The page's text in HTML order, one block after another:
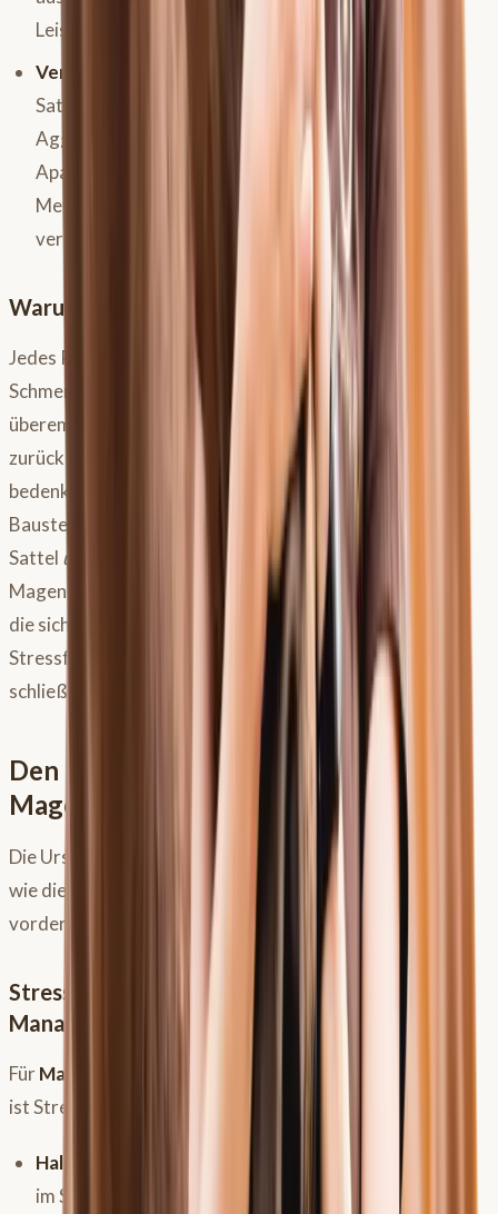
Leistungsminderung.
Verhalten:
Plötzliche Verhaltensänderungen wie
Sattelzwang, Gurtenzwang, Unwillen beim Reiten,
Aggressionen (z.B. beim Putzen im Bauchbereich),
Apathie, vermehrtes Flehmen, Lecken an
Metallgegenständen, reduzierte Wasseraufnahme,
vermehrtes Speicheln.
Warum es keine eindeutigen Symptome gibt
Jedes Pferd ist ein Individuum und reagiert anders auf
Schmerz oder Unwohlsein. Manche werden
überempfindlich und explosiv, andere ziehen sich in sich
zurück und werden apathisch. Zudem ist es wichtig zu
bedenken, dass ein Pferd auch mehrere gesundheitliche
Baustellen gleichzeitig haben kann (z.B. ein unpassender
Sattel und Magengeschwüre
). Die Diagnose von
Magenproblemen ist daher oft eine Verdachtsdiagnose,
die sich aus dem Vorbericht (Haltung, Fütterung,
Stressfaktoren), den klinischen Symptomen und
schließlich einer gezielten Diagnostik zusammensetzt.
Den Ursachen auf der Spur: Was
Magenprobleme beim Pferd auslöst
Die Ursachen für Magenprobleme sind ebenso vielfältig
wie die Symptome und hängen oft davon ab, ob der
vordere oder hintere Magenbereich betroffen ist.
Stress als Hauptfaktor: Haltung, Training und
Management
FürMagengeschwüre
im vorderen, drüsenlosen Bereich
ist Stress in verschiedensten Formen ein Hauptauslöser:
Haltung:
Zu wenig freie Bewegung, ständige Unruhe
im Stall (z.B. durch Radio, viel Betrieb), unpassende